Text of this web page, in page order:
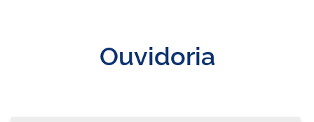
Ouvidoria